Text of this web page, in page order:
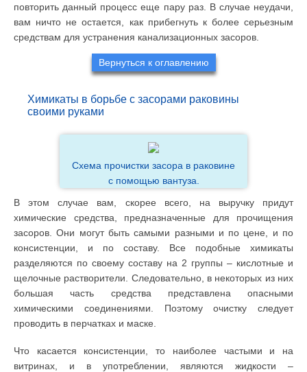
повторить данный процесс еще пару раз. В случае неудачи,
вам ничто не остается, как прибегнуть к более серьезным
средствам для устранения канализационных засоров.
Вернуться к оглавлению
Химикаты в борьбе с засорами раковины
своими руками
Схема прочистки засора в раковине
с помощью вантуза.
В этом случае вам, скорее всего, на выручку придут
химические средства, предназначенные для прочищения
засоров. Они могут быть самыми разными и по цене, и по
консистенции, и по составу. Все подобные химикаты
разделяются по своему составу на 2 группы – кислотные и
щелочные растворители. Следовательно, в некоторых из них
большая часть средства представлена опасными
химическими соединениями. Поэтому очистку следует
проводить в перчатках и маске.
Что касается консистенции, то наиболее частыми и на
витринах, и в употреблении, являются жидкости –